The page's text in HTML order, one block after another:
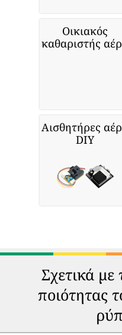
Οικιακός
καθαριστής
Αισθητήρες
DIY
Σχετικά
ποιότητας